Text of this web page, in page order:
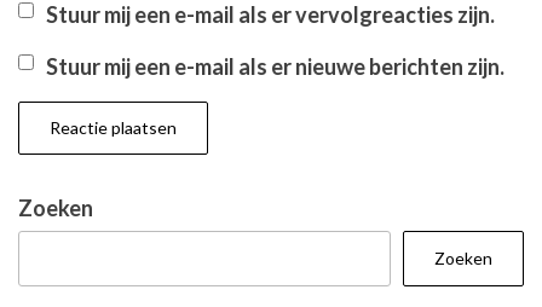
Stuur mij een e-mail als er vervolgreacties zijn.
Stuur mij een e-mail als er nieuwe berichten zijn.
Zoeken
Zoeken